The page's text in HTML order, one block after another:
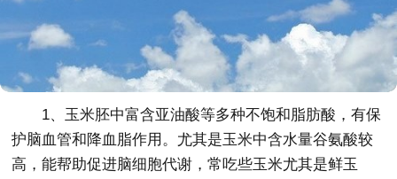
1、玉米胚中富含亚油酸等多种不饱和脂肪酸，有保
护脑血管和降血脂作用。尤其是玉米中含水量谷氨酸较
高，能帮助促进脑细胞代谢，常吃些玉米尤其是鲜玉